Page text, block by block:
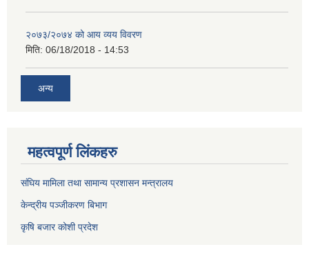
२०७३/२०७४ को आय व्यय विवरण
मिति: 06/18/2018 - 14:53
अन्य
महत्वपूर्ण लिंकहरु
संघिय मामिला तथा सामान्य प्रशासन मन्त्रालय
केन्द्रीय पञ्जीकरण बिभाग
कृषि बजार कोशी प्रदेश